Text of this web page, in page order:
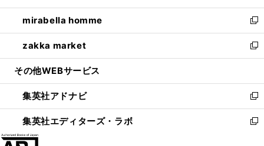
開
く
ウ
で
開
く
ン
ド
ウ
で
開
ウ
ィ
ン
ド
ウ
開
く
し
い
ウ
ィ
ン
ウ
で
開
く
mirabella homme
新
し
い
ウ
ン
ド
ウ
で
zakka market
新
し
ウ
ィ
ン
ド
その他WEBサービス
集英社アドナビ
新
し
い
集英社エディターズ・ラボ
新